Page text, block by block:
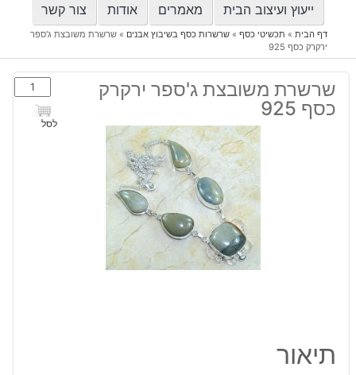
ייעוץ ועיצוב הבית מאמרים אודות צור קשר
דף הבית» תכשיטי כסף» שרשרות כסף בשיבוץ אבנים » שרשרת משובצת ג'ספר
ירקרק כסף 925
שרשרת משובצת ג'ספר ירקרק
כסף 925
כמות
של
שרשרת
לסל
תיאור